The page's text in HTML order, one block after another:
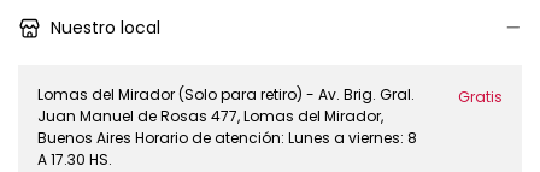
Nuestro local
Lomas del Mirador (Solo para retiro) - Av. Brig. Gral.
Juan Manuel de Rosas 477, Lomas del Mirador,
Buenos Aires Horario de atención: Lunes a viernes: 8
A 17.30 HS.
Gratis